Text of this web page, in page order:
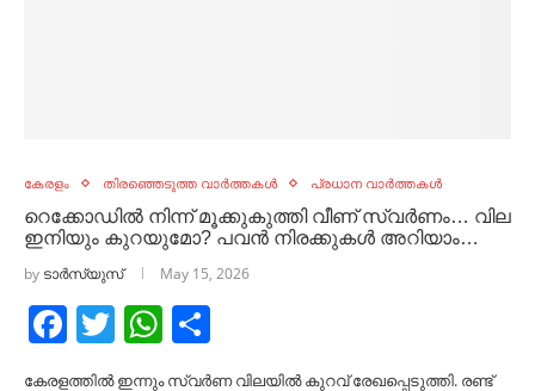
കേരളം തിരഞ്ഞെടുത്ത വാർത്തകൾ പ്രധാന വാർത്തകൾ
റെക്കോഡില്‍ നിന്ന് മൂക്കുകുത്തി വീണ് സ്വര്‍ണം… വില
ഇനിയും കുറയുമോ? പവന്‍ നിരക്കുകള്‍ അറിയാം…
by ടാർസ്യുസ് May 15, 2026
Facebook
TwitterWhatsApp
കേരളത്തില്‍ ഇന്നും സ്വര്‍ണ വിലയില്‍ കുറവ് രേഖപ്പെടുത്തി. രണ്ട്